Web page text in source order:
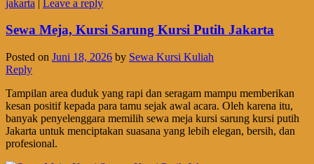
jakarta | Leave a reply
Sewa Meja, Kursi Sarung Kursi Putih Jakarta
Posted on Juni 18, 2026 by Sewa Kursi Kuliah
Reply
Tampilan area duduk yang rapi dan seragam mampu memberikan
kesan positif kepada para tamu sejak awal acara. Oleh karena itu,
banyak penyelenggara memilih sewa meja kursi sarung kursi putih
Jakarta untuk menciptakan suasana yang lebih elegan, bersih, dan
profesional.